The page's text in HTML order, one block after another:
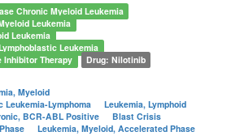
Chronic Myeloid Leukemia
Leukemia
Leukemia
Leukemia
Inhibitor Therapy
Drug: Nilotinib
Myeloid
Leukemia-Lymphoma
Leukemia, Lymphoid
BCR-ABL Positive
Blast Crisis
Leukemia, Myeloid, Accelerated Phase